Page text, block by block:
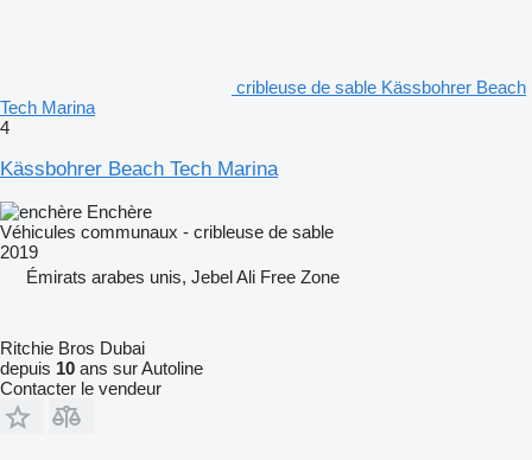
cribleuse de sable Kässbohrer Beach
Tech Marina
4
Kässbohrer Beach Tech Marina
Enchère
Véhicules communaux - cribleuse de sable
2019
Émirats arabes unis, Jebel Ali Free Zone
Ritchie Bros Dubai
depuis 10 ans sur Autoline
Contacter le vendeur